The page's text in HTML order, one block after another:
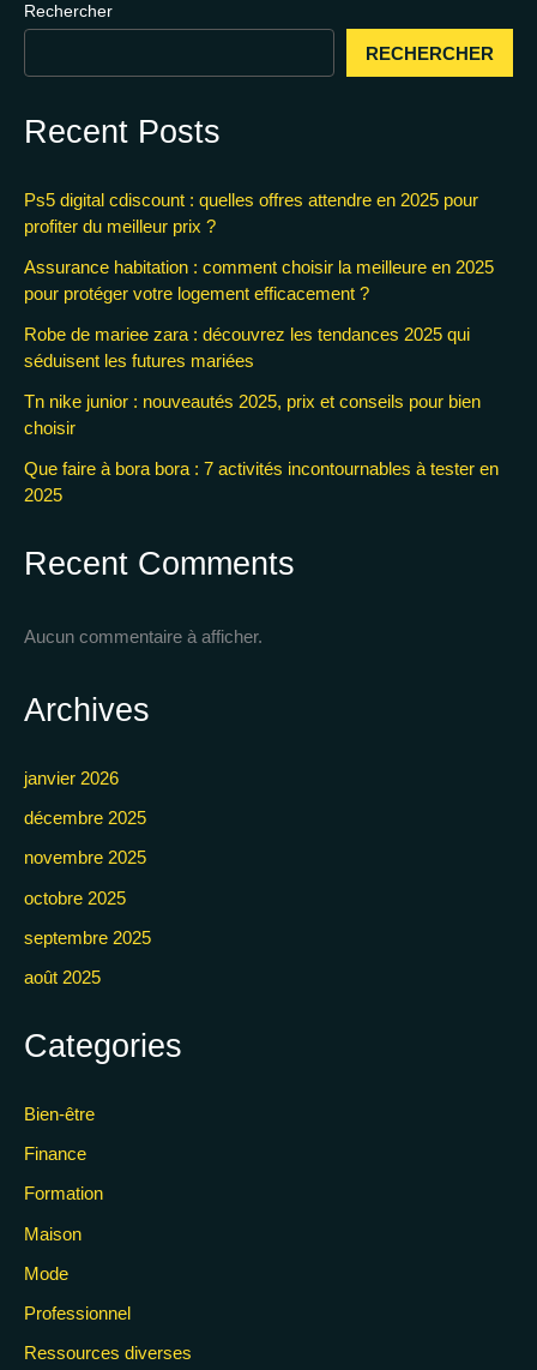
Rechercher
RECHERCHER
Recent Posts
Ps5 digital cdiscount : quelles offres attendre en 2025 pour
profiter du meilleur prix ?
Assurance habitation : comment choisir la meilleure en 2025
pour protéger votre logement efficacement ?
Robe de mariee zara : découvrez les tendances 2025 qui
séduisent les futures mariées
Tn nike junior : nouveautés 2025, prix et conseils pour bien
choisir
Que faire à bora bora : 7 activités incontournables à tester en
2025
Recent Comments
Aucun commentaire à afficher.
Archives
janvier 2026
décembre 2025
novembre 2025
octobre 2025
septembre 2025
août 2025
Categories
Bien-être
Finance
Formation
Maison
Mode
Professionnel
Ressources diverses